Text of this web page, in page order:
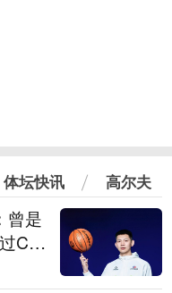
体坛快讯 高尔夫
曾是
CB